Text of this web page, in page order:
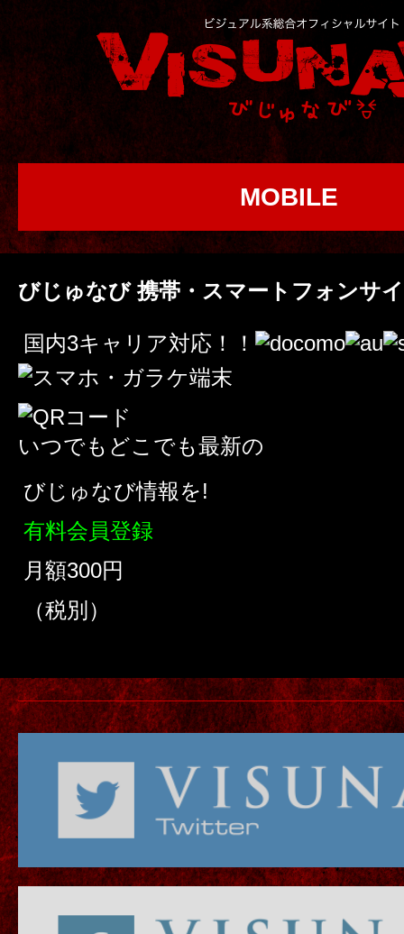
MOBILE
びじゅなび 携帯・スマートフォンサ
国内3キャリア対応！！
いつでもどこでも最新の
びじゅなび情報を!
有料会員登録
月額300円
（税別）